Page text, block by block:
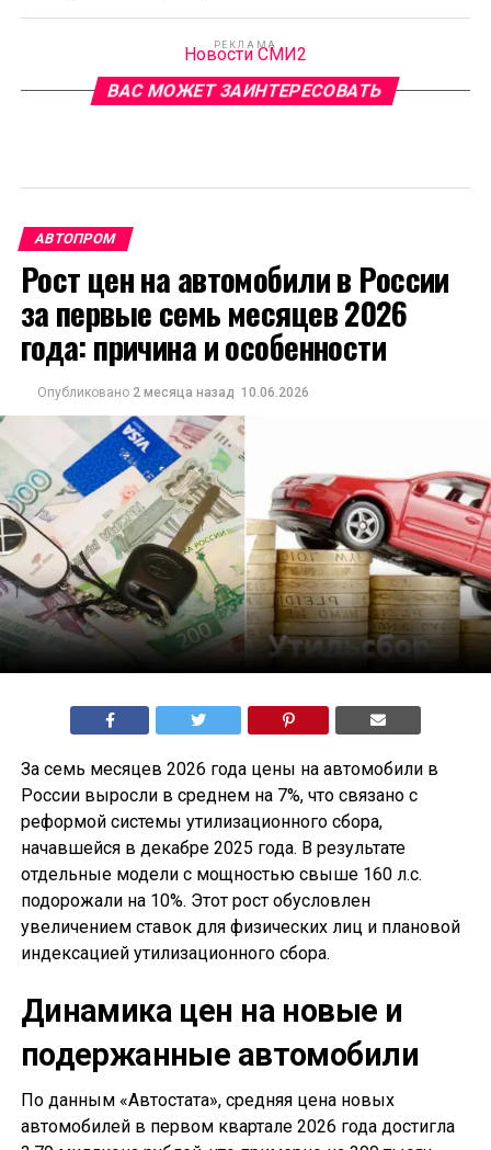
РЕКЛАМА
Новости СМИ2
ВАС МОЖЕТ ЗАИНТЕРЕСОВАТЬ
АВТОПРОМ
Рост цен на автомобили в России
за первые семь месяцев 2026
года: причина и особенности
Опубликовано 2 месяца назад 10.06.2026
За семь месяцев 2026 года цены на автомобили в
России выросли в среднем на 7%, что связано с
реформой системы утилизационного сбора,
начавшейся в декабре 2025 года. В результате
отдельные модели с мощностью свыше 160 л.с.
подорожали на 10%. Этот рост обусловлен
увеличением ставок для физических лиц и плановой
индексацией утилизационного сбора.
Динамика цен на новые и
подержанные автомобили
По данным «Автостата», средняя цена новых
автомобилей в первом квартале 2026 года достигла